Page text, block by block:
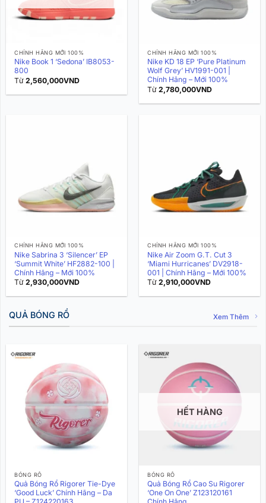
CHÍNH HÃNG MỚI 100%
Nike Book 1 ‘Sedona’ IB8053-
800
Từ2,560,000VND
CHÍNH HÃNG MỚI 100%
Nike KD 18 EP ‘Pure Platinum
Wolf Grey’ HV1991-001 |
Chính Hãng – Mới 100%
Từ2,780,000VND
CHÍNH HÃNG MỚI 100%
Nike Sabrina 3 ‘Silencer’ EP
‘Summit White’ HF2882-100 |
Chính Hãng – Mới 100%
Từ2,930,000VND
CHÍNH HÃNG MỚI 100%
Nike Air Zoom G.T. Cut 3
‘Miami Hurricanes’ DV2918-
001 | Chính Hãng – Mới 100%
Từ2,910,000VND
QUẢ BÓNG RỔ Xem Thêm
BÓNG RỔ
Quả Bóng Rổ Rigorer Tie-Dye
‘Good Luck’ Chính Hãng – Da
HẾT HÀNG
BÓNG RỔ
Quả Bóng Rổ Cao Su Rigorer
‘One On One’ Z123120161